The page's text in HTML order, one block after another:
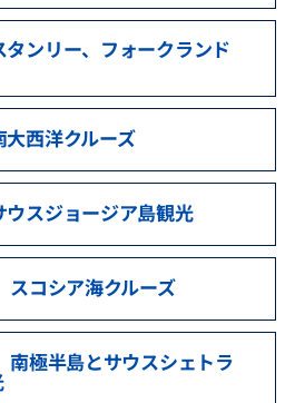
ンリー、フォークランド
西洋クルーズ
スジョージア島観光
コシア海クルーズ
極半島とサウスシェトラ